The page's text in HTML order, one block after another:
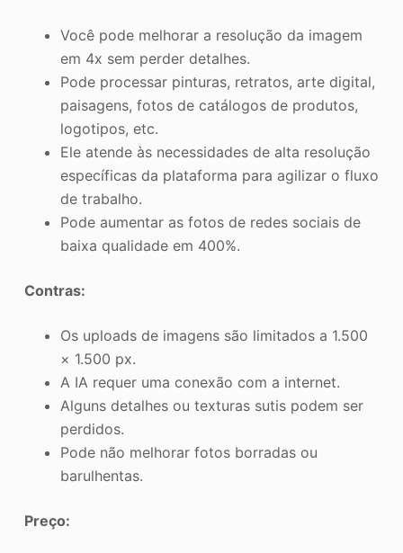
Você pode melhorar a resolução da imagem
em 4x sem perder detalhes.
Pode processar pinturas, retratos, arte digital,
paisagens, fotos de catálogos de produtos,
logotipos, etc.
Ele atende às necessidades de alta resolução
específicas da plataforma para agilizar o fluxo
de trabalho.
Pode aumentar as fotos de redes sociais de
baixa qualidade em 400%.
Contras:
Os uploads de imagens são limitados a 1.500
× 1.500 px.
A IA requer uma conexão com a internet.
Alguns detalhes ou texturas sutis podem ser
perdidos.
Pode não melhorar fotos borradas ou
barulhentas.
Preço: